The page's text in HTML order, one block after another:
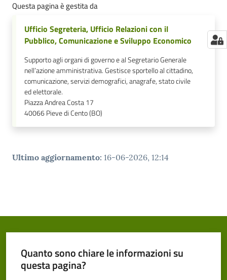
Questa pagina è gestita da
Ufficio Segreteria, Ufficio Relazioni con il
Pubblico, Comunicazione e Sviluppo Economico
Supporto agli organi di governo e al Segretario Generale
nell’azione amministrativa. Gestisce sportello al cittadino,
comunicazione, servizi demografici, anagrafe, stato civile
ed elettorale.
Piazza Andrea Costa 17
40066Pieve di Cento (BO)
Ultimo aggiornamento: 16-06-2026, 12:14
Quanto sono chiare le informazioni su
questa pagina?